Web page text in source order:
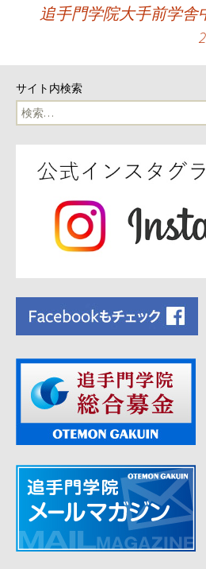
ビ
ゲ
ー
追手門学院大手前学
サイト内検索
検
索: